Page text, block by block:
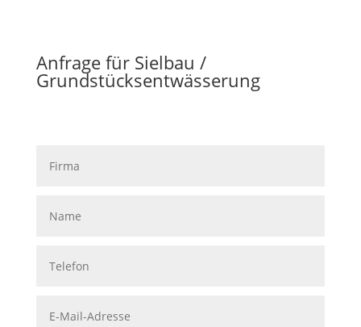
Anfrage für Sielbau /
Grundstücksentwässerung